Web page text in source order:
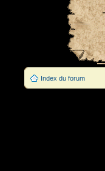
Index du forum